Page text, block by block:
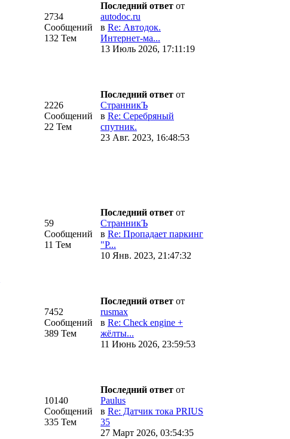
2734
Сообщений
132 Тем
Последний ответ от
autodoc.ru
в Re: Автодок.
Интернет-ма...
13 Июль 2026, 17:11:19
2226
Сообщений
22 Тем
Последний ответ от
CтранникЪ
в Re: Серебряный
спутник.
23 Авг. 2023, 16:48:53
59
Сообщений
11 Тем
Последний ответ от
CтранникЪ
в Re: Пропадает паркинг
"Р...
10 Янв. 2023, 21:47:32
7452
Сообщений
389 Тем
Последний ответ от
rusmax
в Re: Check engine +
жёлты...
11 Июнь 2026, 23:59:53
10140
Сообщений
335 Тем
Последний ответ от
Paulus
в Re: Датчик тока PRIUS
35
27 Март 2026, 03:54:35